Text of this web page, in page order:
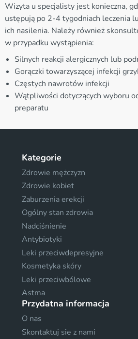
Wizyta u specjalisty jest konieczna,
ustępują po 2-4 tygodniach leczenia
ich nasilenia. Należy również
w przypadku wystąpienia:
Silnych reakcji alergicznych lub
Gorączki towarzyszącej infekcji
Częstych nawrotów infekcji
Wątpliwości dotyczących wyboru
preparatu
Kategorie
Zdrowie mężczyzn
Zdrowie kobiet
Zaburzenia erekcji
Ogólny stan zdrowia
Nadciśnienie
Antybiotyki
Leki przeciwdepresyjne
Kosmetyka skóry
Leki przeciwbólowe
Astma
Przydatna informacja
O nas
Skontaktuj sie z nami